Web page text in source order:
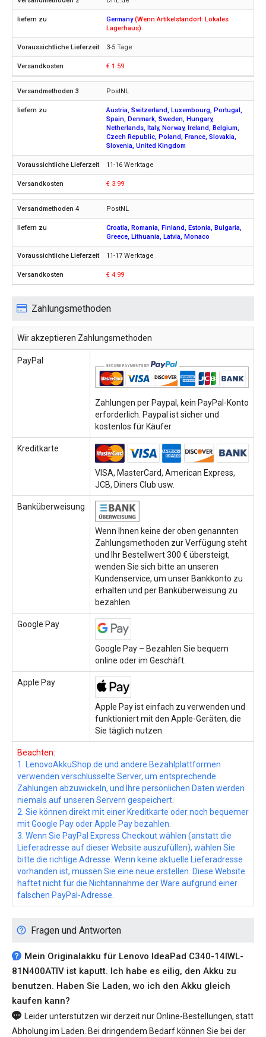
Germany(Wenn Artikelstandort: Lokales
Lagerhaus)
3-5 Tage
€ 1.59
PostNL
Austria, Switzerland, Luxembourg, Portugal,
Spain, Denmark, Sweden, Hungary,
Netherlands, Italy, Norway, Ireland, Belgium,
Czech Republic, Poland, France, Slovakia,
Slovenia, United Kingdom
11-16 Werktage
€ 3.99
PostNL
Croatia, Romania, Finland, Estonia, Bulgaria,
Greece, Lithuania, Latvia, Monaco
11-17 Werktage
€ 4.99
Zahlungsmethoden
Wir akzeptieren Zahlungsmethoden
PayPal
Zahlungen per Paypal, kein PayPal-Konto
erforderlich. Paypal ist sicher und
kostenlos für Käufer.
Kreditkarte
VISA, MasterCard, American Express,
JCB, Diners Club usw.
Banküberweisung
Wenn Ihnen keine der oben genannten
Zahlungsmethoden zur Verfügung steht
und Ihr Bestellwert 300 € übersteigt,
wenden Sie sich bitte an unseren
Kundenservice, um unser Bankkonto zu
erhalten und per Banküberweisung zu
bezahlen.
Google Pay
Google Pay – Bezahlen Sie bequem
online oder im Geschäft.
Apple Pay
Apple Pay ist einfach zu verwenden und
funktioniert mit den Apple-Geräten, die
Sie täglich nutzen.
Beachten:
1. LenovoAkkuShop.de und andere Bezahlplattformen
verwenden verschlüsselte Server, um entsprechende
Zahlungen abzuwickeln, und Ihre persönlichen Daten werden
niemals auf unseren Servern gespeichert.
2. Sie können direkt mit einer Kreditkarte oder noch bequemer
mit Google Pay oder Apple Pay bezahlen.
3. Wenn Sie PayPal Express Checkout wählen (anstatt die
Lieferadresse auf dieser Website auszufüllen), wählen Sie
bitte die richtige Adresse. Wenn keine aktuelle Lieferadresse
vorhanden ist, müssen Sie eine neue erstellen. Diese Website
haftet nicht für die Nichtannahme der Ware aufgrund einer
falschen PayPal-Adresse.
Fragen und Antworten
Mein Originalakku für Lenovo IdeaPad C340-14IWL-
81N400ATIV ist kaputt. Ich habe es eilig, den Akku zu
benutzen. Haben Sie Laden, wo ich den Akku gleich
kaufen kann?
Leider unterstützen wir derzeit nur Online-Bestellungen, statt
Abholung im Laden. Bei dringendem Bedarf können Sie bei der